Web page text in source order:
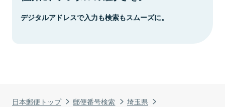
日本郵便トップ 郵便番号検索
埼玉県
デジタルアドレスで入力も検索もスムーズに。